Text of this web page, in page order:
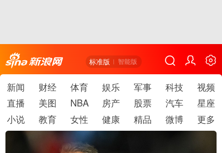
标准版 智能版
新闻 财经 体育 娱乐 军事 科技
视频
直播
美图 NBA 房产 股票 汽车
星座
小说
教育 女性 健康 精品 微博 更多